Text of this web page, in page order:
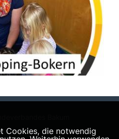
Bakum
Cookies, die notwendig